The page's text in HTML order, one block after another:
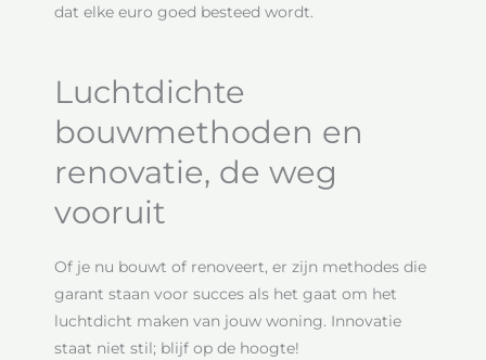
dat elke euro goed besteed wordt.
Luchtdichte
bouwmethoden en
renovatie, de weg
vooruit
Of je nu bouwt of renoveert, er zijn methodes die
garant staan voor succes als het gaat om het
luchtdicht maken van jouw woning. Innovatie
staat niet stil; blijf op de hoogte!